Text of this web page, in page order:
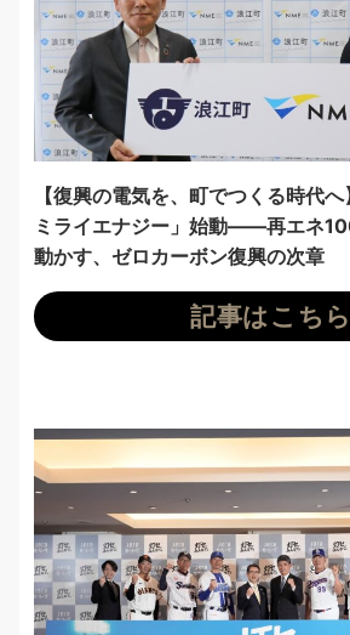
【復興の電気を、町でつくる時代
ミライエナジー」始動——再エネ
動かす、ゼロカーボン復興の次章
記事はこちら